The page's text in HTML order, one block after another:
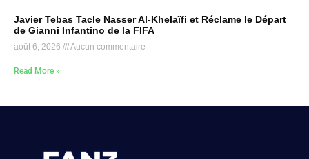
Javier Tebas Tacle Nasser Al-Khelaïfi et Réclame le Départ
de Gianni Infantino de la FIFA
août 6, 2026 Aucun commentaire
Read More »